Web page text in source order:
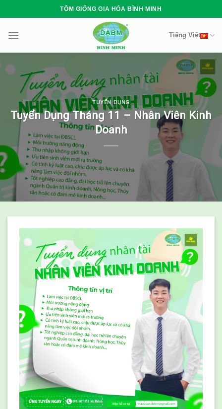
to
content
TÔM GIỐNG GIA HÓA BÌNH MINH
Tiếng Việt
TUYỂN DỤNG
Tuyển Dụng Tháng 11 – Nhân Viên Kinh
Doanh